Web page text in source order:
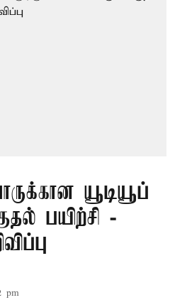
யூடியூப்
பயிற்சி -
pm